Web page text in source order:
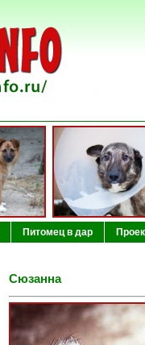
Питомец в дар
Сюзанна